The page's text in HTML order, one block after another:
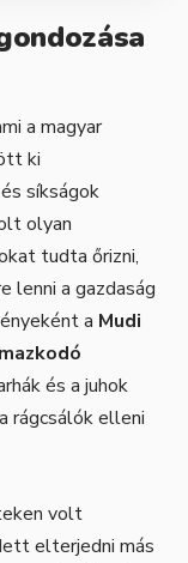
a magyar
ki
síkságok
olyan
tudta őrizni,
lenni a gazdaság
a Mudi
és a juhok
rágcsálók elleni
volt
elterjedni más